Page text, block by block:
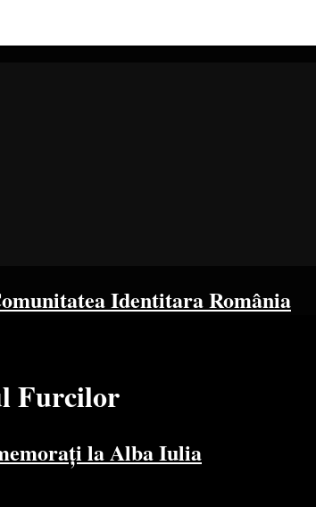
Identitara România
Furcilor
la Alba Iulia